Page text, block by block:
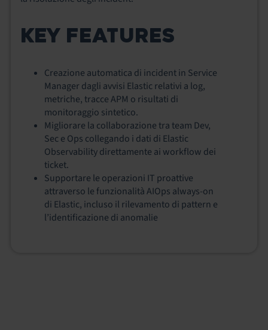
KEY FEATURES
Creazione automatica di incident in Service
Manager dagli avvisi Elastic relativi a log,
metriche, tracce APM o risultati di
monitoraggio sintetico.
Migliorare la collaborazione tra team Dev,
Sec e Ops collegando i dati di Elastic
Observability direttamente ai workflow dei
ticket.
Supportare le operazioni IT proattive
attraverso le funzionalità AIOps always-on
di Elastic, incluso il rilevamento di pattern e
l’identificazione di anomalie